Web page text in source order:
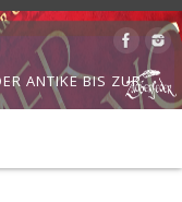
ANTIKE BIS ZUR